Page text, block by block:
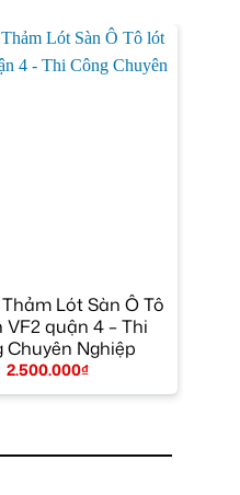
Lót Sàn Ô Tô
VF2 quận 4 – Thi
Chuyên Nghiệp
2.500.000₫